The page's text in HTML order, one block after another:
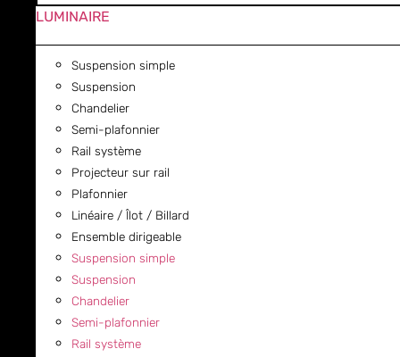
LUMINAIRE
Suspension simple
Suspension
Chandelier
Semi-plafonnier
Rail système
Projecteur sur rail
Plafonnier
Linéaire / Îlot / Billard
Ensemble dirigeable
Suspension simple
Suspension
Chandelier
Semi-plafonnier
Rail système